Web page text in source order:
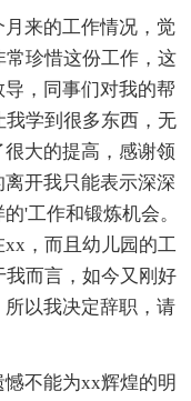
来的工作情况，觉
珍惜这份工作，这
，同事们对我的帮
学到很多东西，无
大的提高，感谢领
开我只能表示深深
'工作和锻炼机会。
，而且幼儿园的工
而言，如今又刚好
以我决定辞职，请
不能为xx辉煌的明